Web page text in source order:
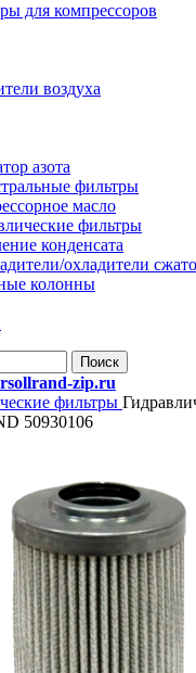
для компрессоров
воздуха
азота
фильтры
масло
фильтры
конденсата
охладители
колонны
Поиск
zip.ru
фильтры
50930106